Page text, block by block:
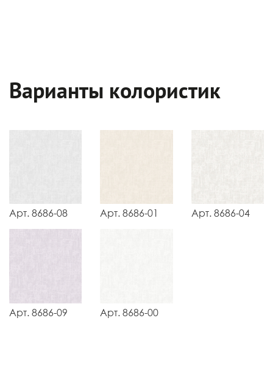
Варианты колористик
Арт. 8686-08 Арт. 8686-01 Арт. 8686-04
Арт. 8686-09 Арт. 8686-00